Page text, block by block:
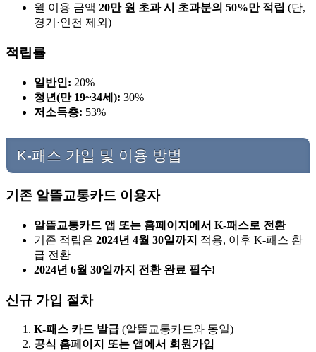
월 이용 금액 20만 원 초과 시 초과분의 50%만 적립 (단,
경기·인천 제외)
적립률
일반인: 20%
청년(만 19~34세): 30%
저소득층: 53%
K-패스 가입 및 이용 방법
기존 알뜰교통카드 이용자
알뜰교통카드 앱 또는 홈페이지에서 K-패스로 전환
기존 적립은 2024년 4월 30일까지 적용, 이후 K-패스 환
급 전환
2024년 6월 30일까지 전환 완료 필수!
신규 가입 절차
K-패스 카드 발급 (알뜰교통카드와 동일)
공식 홈페이지 또는 앱에서 회원가입